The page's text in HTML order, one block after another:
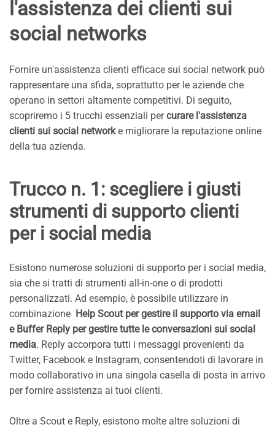
l'assistenza dei clienti sui
social networks
Fornire un'assistenza clienti efficace sui social network può
rappresentare una sfida, soprattutto per le aziende che
operano in settori altamente competitivi. Di seguito,
scopriremo i 5 trucchi essenziali percurare l'assistenza
clienti sui social networke migliorare la reputazione online
della tua azienda.
Trucco n. 1: scegliere i giusti
strumenti di supporto clienti
per i social media
Esistono numerose soluzioni di supporto per i social media,
sia che si tratti di strumenti all-in-one o di prodotti
personalizzati. Ad esempio, è possibile utilizzare in
combinazione Help Scout per gestire il supporto via email
e Buffer Reply per gestire tutte le conversazioni sui social
media. Reply accorpora tutti i messaggi provenienti da
Twitter, Facebook e Instagram, consentendoti di lavorare in
modo collaborativo in una singola casella di posta in arrivo
per fornire assistenza ai tuoi clienti.
Oltre a Scout e Reply, esistono molte altre soluzioni di